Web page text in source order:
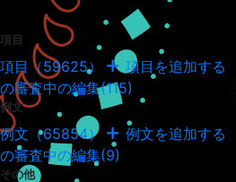
項目
項目（59625） 項目を追加する
の審査中の編集(115)
例文
例文（65854） 例文を追加する
の審査中の編集(9)
その他